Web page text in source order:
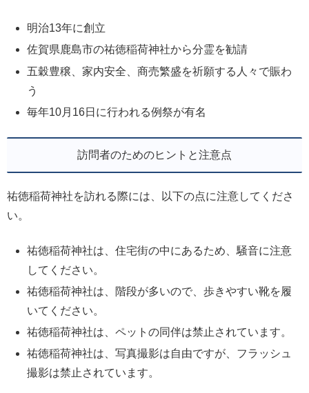
明治13年に創立
佐賀県鹿島市の祐徳稲荷神社から分霊を勧請
五穀豊穣、家内安全、商売繁盛を祈願する人々で賑わ
う
毎年10月16日に行われる例祭が有名
訪問者のためのヒントと注意点
祐徳稲荷神社を訪れる際には、以下の点に注意してくださ
い。
祐徳稲荷神社は、住宅街の中にあるため、騒音に注意
してください。
祐徳稲荷神社は、階段が多いので、歩きやすい靴を履
いてください。
祐徳稲荷神社は、ペットの同伴は禁止されています。
祐徳稲荷神社は、写真撮影は自由ですが、フラッシュ
撮影は禁止されています。